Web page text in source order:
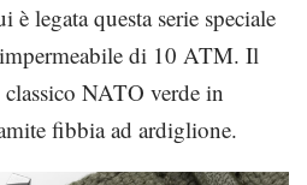
è legata questa serie speciale
di 10 ATM. Il
NATO verde in
fibbia ad ardiglione.